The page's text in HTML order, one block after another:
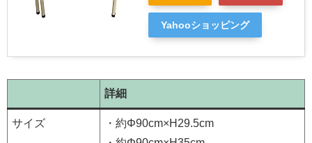
Yahooショッピング
詳細
サイズ
・約Φ90cm×H29.5cm